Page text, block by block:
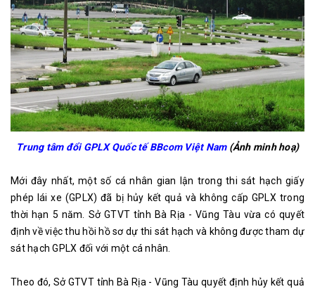
Trung tâm đổi GPLX Quốc tế BBcom Việt Nam(Ảnh minh hoạ)
Mới đây nhất, một số cá nhân gian lận trong thi sát hạch giấy
phép lái xe (GPLX) đã bị hủy kết quả và không cấp GPLX trong
thời hạn 5 năm. Sở GTVT tỉnh Bà Rịa - Vũng Tàu vừa có quyết
định về việc thu hồi hồ sơ dự thi sát hạch và không được tham dự
sát hạch GPLX đối với một cá nhân.
Theo đó, Sở GTVT tỉnh Bà Rịa - Vũng Tàu quyết định hủy kết quả